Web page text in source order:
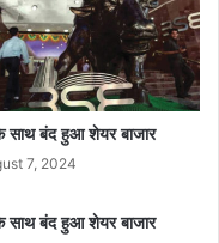
साथ बंद हुआ शेयर बाजार
7, 2024
साथ बंद हुआ शेयर बाजार